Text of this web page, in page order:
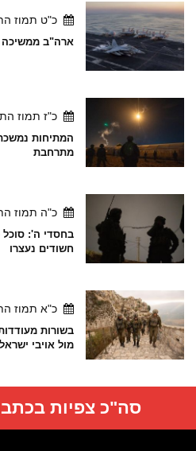
כ"ט תמוז
ארה"ב ממשיכה
כ"ז תמוז
המתיחות
מתרחבת
כ"ה תמוז
בחסדי ה': סוכל
חשודים נעצרו
כ"א תמוז
בשורות
מול אויבי ישראל
סה"כ צפיות